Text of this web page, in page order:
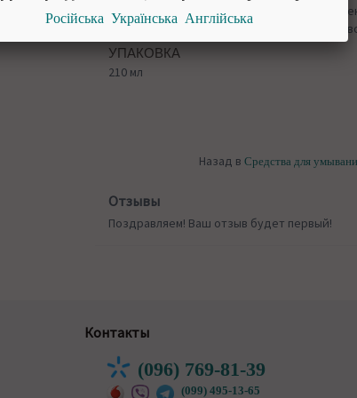
Нанести немного геля на влажное лицо,
оставить на одну минутку, а затем смойте
УПАКОВКА
210 мл
Назад в Средства для
Отзывы
Поздравляем! Ваш отзыв будет первый!
Контакты
(096) 769-81-39
(099) 495-13-65
Російська Українська Англійська